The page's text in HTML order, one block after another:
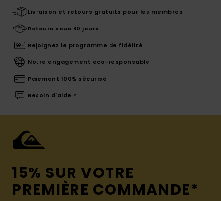
Livraison et retours gratuits pour les membres
Retours sous 30 jours
Rejoignez le programme de fidélité
Notre engagement eco-responsable
Paiement 100% sécurisé
Besoin d'aide ?
15% SUR VOTRE
PREMIÈRE COMMANDE*